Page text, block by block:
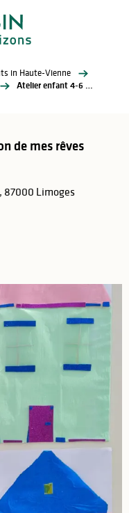
in Haute-Vienne
Atelier enfant 4-6 ans - La maison de mes rêves
de mes rêves
87000 Limoges